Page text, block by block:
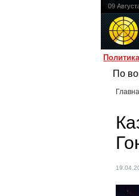
09
Политика
По